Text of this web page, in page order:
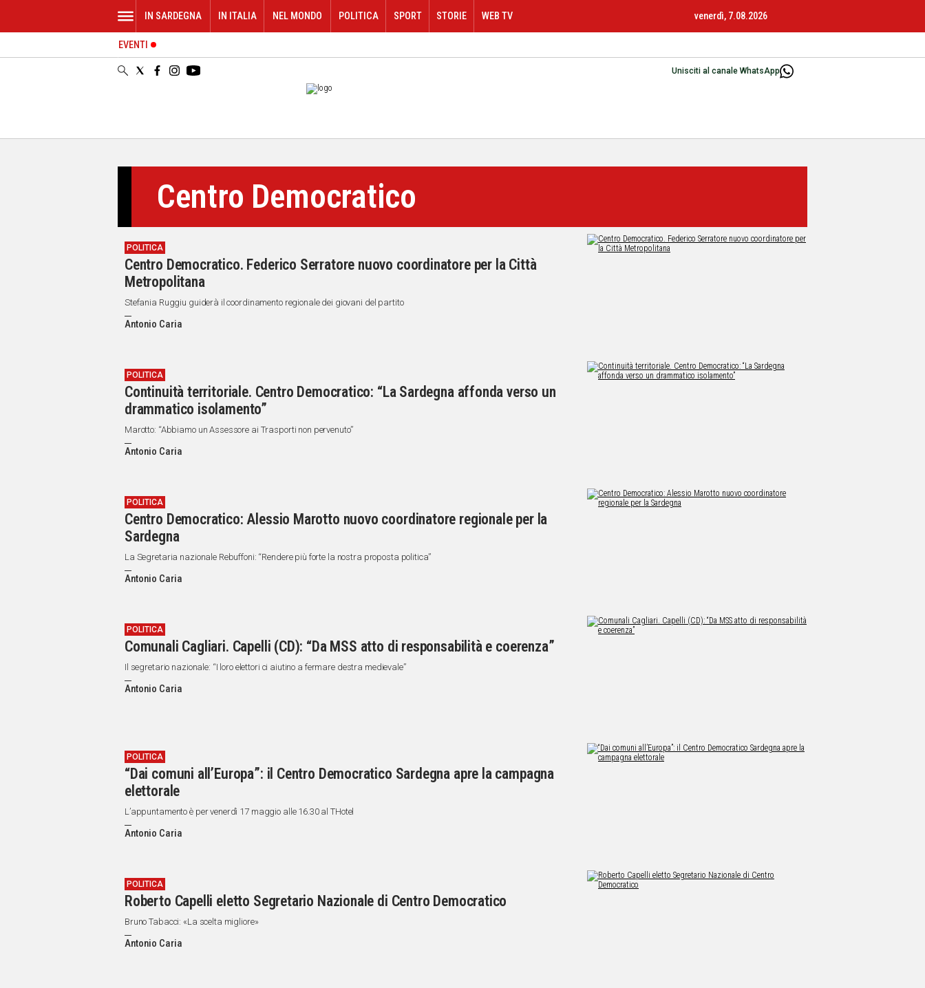
ORISTANO
Unisciti al canale WhatsApp
IN SARDEGNA IN ITALIA NEL MONDO POLITICA SPORT STORIE WEB TV venerdì, 7.08.2026
EVENTI
Centro Democratico
POLITICA
Centro Democratico. Federico Serratore nuovo coordinatore per la Città
Metropolitana
Stefania Ruggiu guiderà il coordinamento regionale dei giovani del partito
Antonio Caria
POLITICA
Continuità territoriale. Centro Democratico: “La Sardegna affonda verso un
drammatico isolamento”
Marotto: “Abbiamo un Assessore ai Trasporti non pervenuto”
Antonio Caria
POLITICA
Centro Democratico: Alessio Marotto nuovo coordinatore regionale per la
Sardegna
La Segretaria nazionale Rebuffoni: “Rendere più forte la nostra proposta politica”
Antonio Caria
POLITICA
Comunali Cagliari. Capelli (CD): “Da MSS atto di responsabilità e coerenza”
Il segretario nazionale: “I loro elettori ci aiutino a fermare destra medievale”
Antonio Caria
POLITICA
“Dai comuni all’Europa”: il Centro Democratico Sardegna apre la campagna
elettorale
L’appuntamento è per venerdì 17 maggio alle 16.30 al THotel
Antonio Caria
POLITICA
Roberto Capelli eletto Segretario Nazionale di Centro Democratico
Bruno Tabacci: «La scelta migliore»
Antonio Caria